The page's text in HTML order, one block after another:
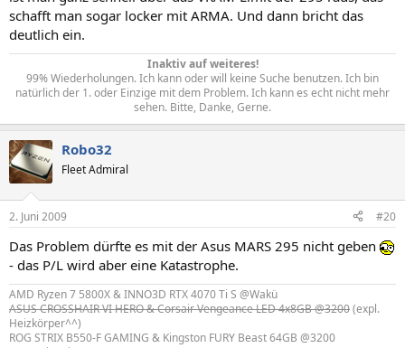
schafft man sogar locker mit ARMA. Und dann bricht das
deutlich ein.
Inaktiv auf weiteres!
99% Wiederholungen. Ich kann oder will keine Suche benutzen. Ich bin
natürlich der 1. oder Einzige mit dem Problem. Ich kann es echt nicht mehr
sehen. Bitte, Danke, Gerne.​
Robo32
Fleet Admiral
2. Juni 2009 #20
Das Problem dürfte es mit der Asus MARS 295 nicht geben
- das P/L wird aber eine Katastrophe.
AMD Ryzen 7 5800X & INNO3D RTX 4070 Ti S @Wakü
ASUS CROSSHAIR VI HERO & Corsair Vengeance LED 4x8GB @3200(expl.
Heizkörper^^)
ROG STRIX B550-F GAMING & Kingston FURY Beast 64GB @3200